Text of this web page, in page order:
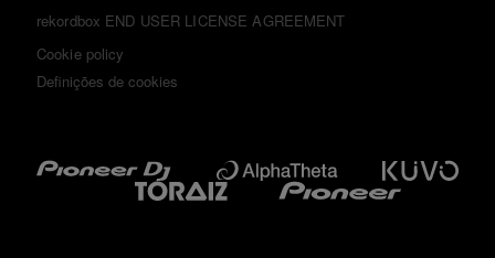
rekordbox END USER LICENSE AGREEMENT
Cookie policy
Definições de cookies